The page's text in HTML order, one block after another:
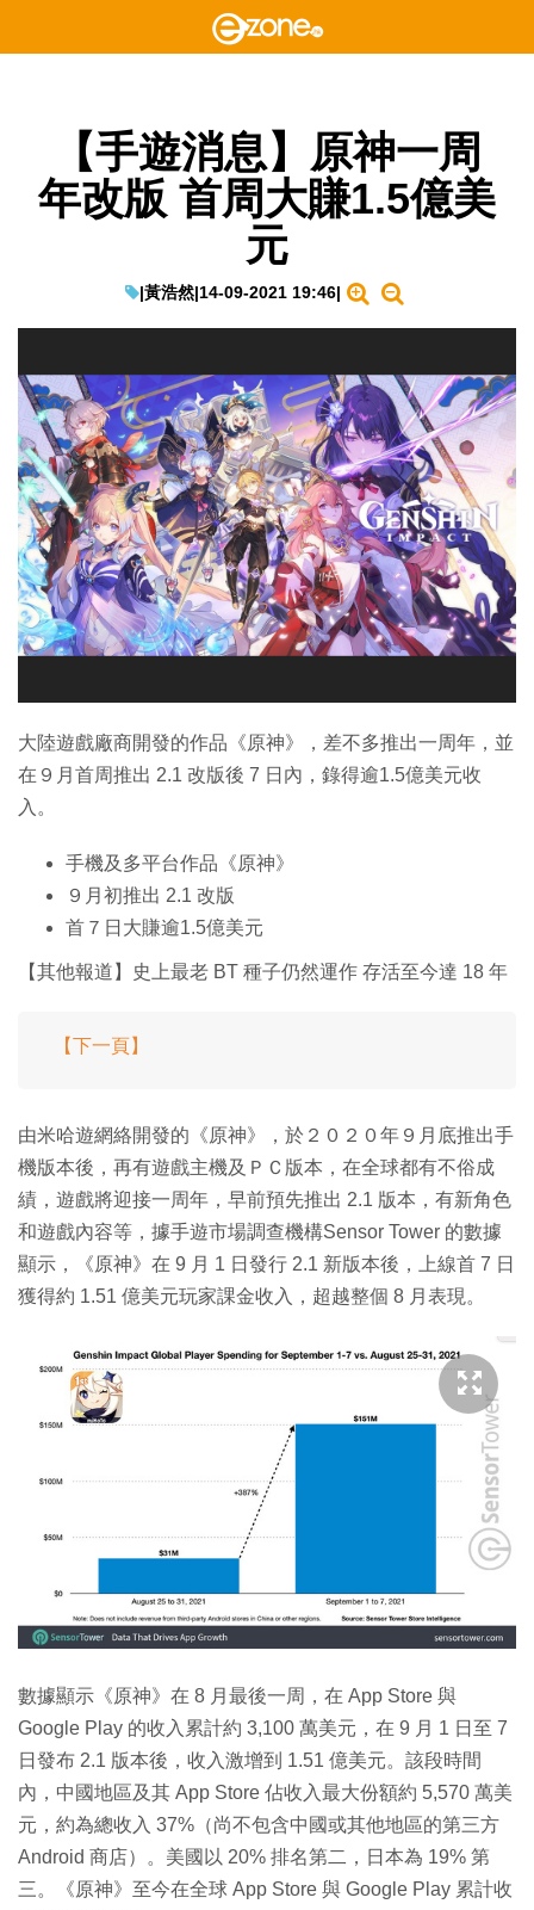
【手遊消息】原神一周
年改版 首周大賺1.5億美
元
|黃浩然|14-09-2021 19:46|
大陸遊戲廠商開發的作品《原神》，差不多推出一周年，並
在９月首周推出 2.1 改版後 7 日內，錄得逾1.5億美元收
入。
手機及多平台作品《原神》
９月初推出 2.1 改版
首７日大賺逾1.5億美元
【其他報道】史上最老 BT 種子仍然運作 存活至今達 18 年
【下一頁】
由米哈遊網絡開發的《原神》，於２０２０年９月底推出手
機版本後，再有遊戲主機及ＰＣ版本，在全球都有不俗成
績，遊戲將迎接一周年，早前預先推出 2.1 版本，有新角色
和遊戲內容等，據手遊市場調查機構Sensor Tower 的數據
顯示，《原神》在 9 月 1 日發行 2.1 新版本後，上線首 7 日
獲得約 1.51 億美元玩家課金收入，超越整個 8 月表現。
數據顯示《原神》在 8 月最後一周，在 App Store 與
Google Play 的收入累計約 3,100 萬美元，在 9 月 1 日至 7
日發布 2.1 版本後，收入激增到 1.51 億美元。該段時間
內，中國地區及其 App Store 佔收入最大份額約 5,570 萬美
元，約為總收入 37%（尚不包含中國或其他地區的第三方
Android 商店）。美國以 20% 排名第二，日本為 19% 第
三。《原神》至今在全球 App Store 與 Google Play 累計收